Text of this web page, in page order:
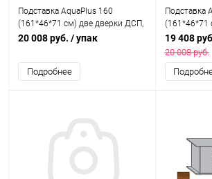
Подставка AquaPlus 160
(161*46*71 см) две дверки ДСП,
дуб сонома , в коробке,
аквариума LUX П540
20 008 руб. / упак
Подробнее
Подставка
(161*46*71
подходит
аквариума
19 408
20 008 руб.